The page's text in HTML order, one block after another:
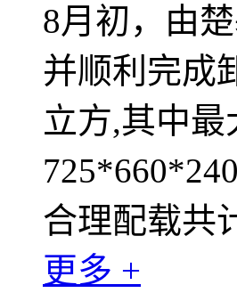
8月初，由
并顺利完成
立方,其中
合理配载共
更多 +